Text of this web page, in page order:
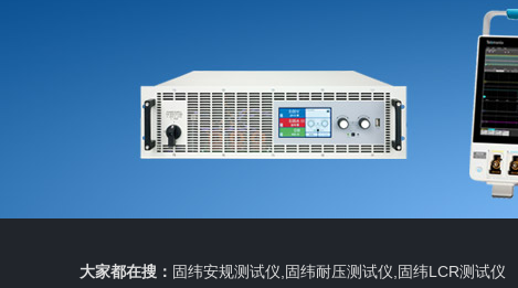
大家都在搜： 固纬安规测试仪,固纬耐压测试仪,固纬LCR测试仪